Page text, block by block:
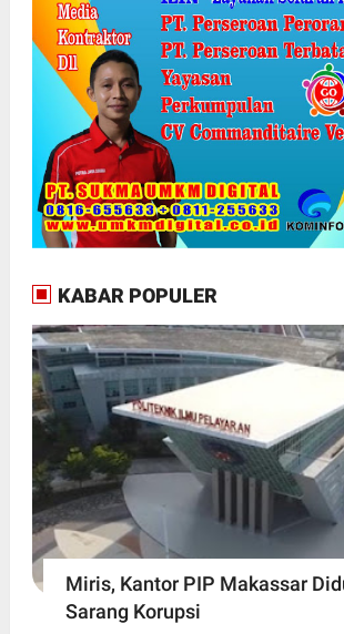
KABAR POPULER
Miris, Kantor PIP Makassar
Sarang Korupsi